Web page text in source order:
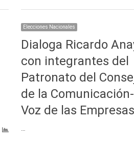
Elecciones Nacionales
Dialoga Ricardo
con integrantes del
Patronato del
de la Comunicación-
Voz de las Empresas